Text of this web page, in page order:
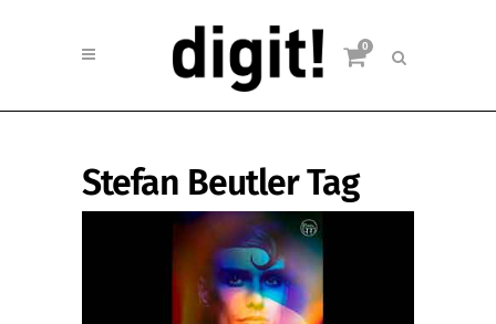
0
Stefan Beutler Tag